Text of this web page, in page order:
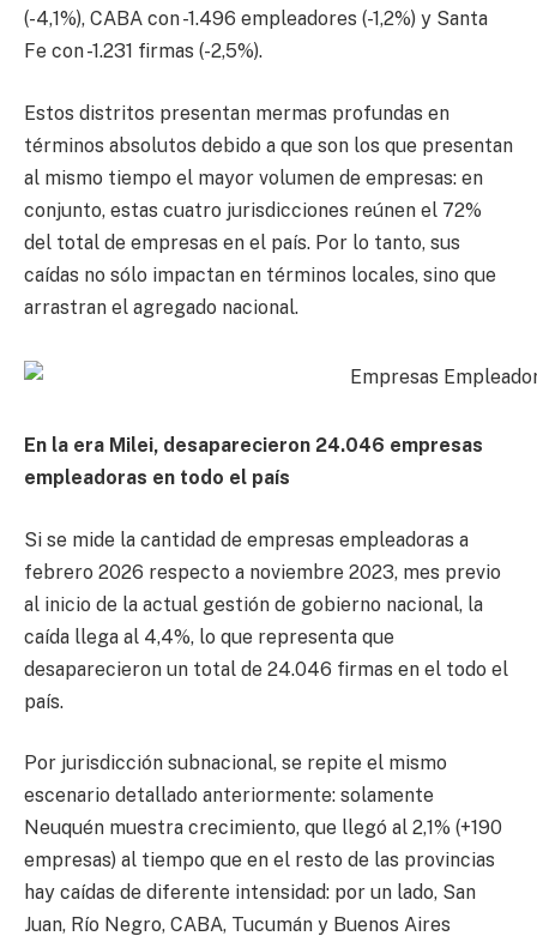
(-4,1%), CABA con -1.496 empleadores (-1,2%) y Santa
Fe con -1.231 firmas (-2,5%).
Estos distritos presentan mermas profundas en
términos absolutos debido a que son los que presentan
al mismo tiempo el mayor volumen de empresas: en
conjunto, estas cuatro jurisdicciones reúnen el 72%
del total de empresas en el país. Por lo tanto, sus
caídas no sólo impactan en términos locales, sino que
arrastran el agregado nacional.
En la era Milei, desaparecieron 24.046 empresas
empleadoras en todo el país
Si se mide la cantidad de empresas empleadoras a
febrero 2026 respecto a noviembre 2023, mes previo
al inicio de la actual gestión de gobierno nacional, la
caída llega al 4,4%, lo que representa que
desaparecieron un total de 24.046 firmas en el todo el
país.
Por jurisdicción subnacional, se repite el mismo
escenario detallado anteriormente: solamente
Neuquén muestra crecimiento, que llegó al 2,1% (+190
empresas) al tiempo que en el resto de las provincias
hay caídas de diferente intensidad: por un lado, San
Juan, Río Negro, CABA, Tucumán y Buenos Aires